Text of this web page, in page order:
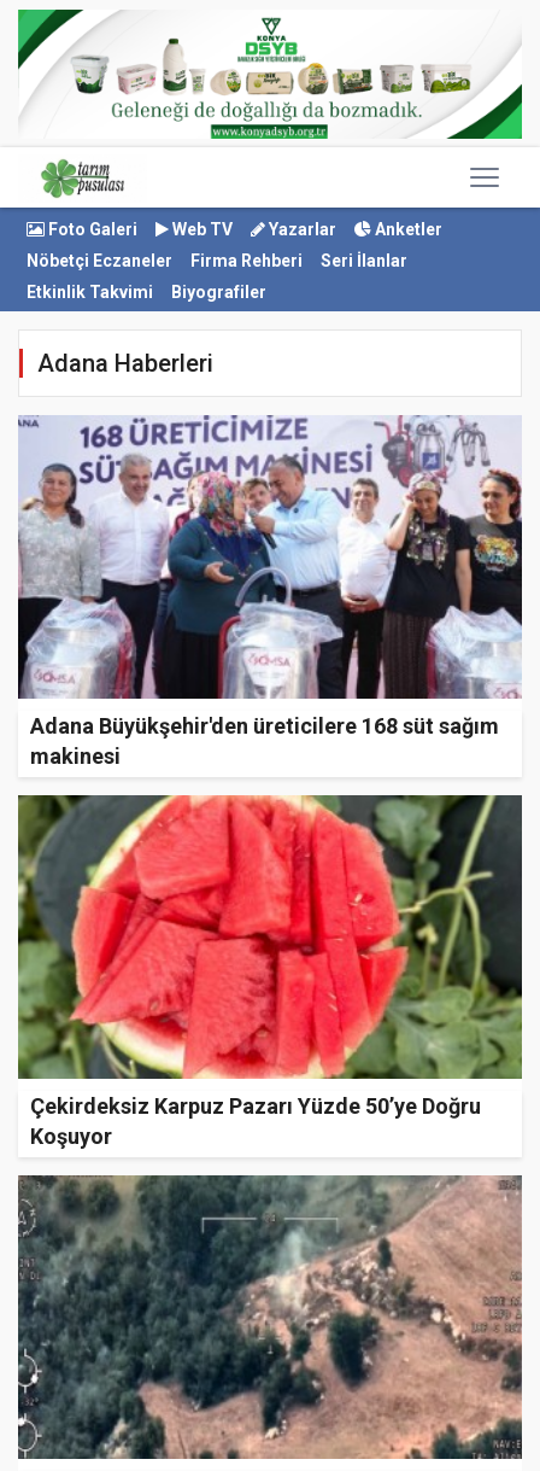
Foto Galeri Web TV Yazarlar
Anketler
Nöbetçi Eczaneler
Firma Rehberi
Seri İlanlar
Etkinlik Takvimi
Biyografiler
Adana Haberleri
Adana Büyükşehir'den üreticilere 168 süt sağım
makinesi
Çekirdeksiz Karpuz Pazarı Yüzde 50’ye Doğru
Koşuyor